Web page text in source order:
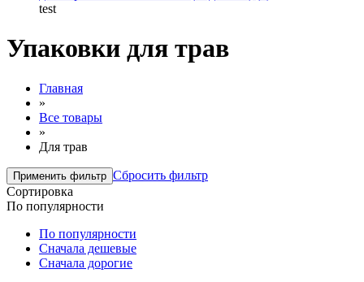
test
Упаковки для трав
Главная
»
Все товары
»
Для трав
Сбросить фильтр
Сортировка
По популярности
По популярности
Сначала дешевые
Сначала дорогие